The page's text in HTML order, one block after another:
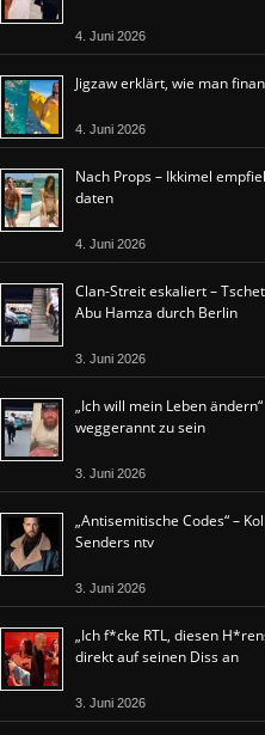
4. Juni 2026
Jigzaw erklärt, wie man
4. Juni 2026
Nach Props – Ikkimel
daten
4. Juni 2026
Clan-Streit eskaliert –
Abu Hamza durch Berlin
3. Juni 2026
„Ich will mein Leben
weggerannt zu sein
3. Juni 2026
„Antisemitische Codes“ –
Senders ntv
3. Juni 2026
„Ich f*cke RTL, diesen
direkt auf seinen Diss an
3. Juni 2026